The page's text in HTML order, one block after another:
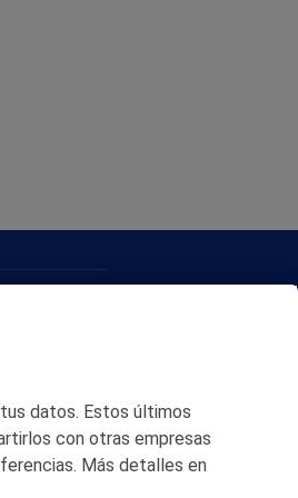
DE COOKIES
datos. Estos últimos
con otras empresas
Más detalles en